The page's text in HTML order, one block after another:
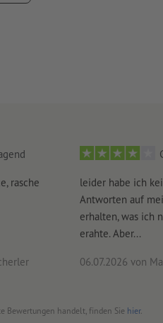
rasche
leider habe ich
Antworten auf
erhalten, was ich
erahte. Aber...
06.07.2026 von
Bewertungen handelt, finden Sie hier.